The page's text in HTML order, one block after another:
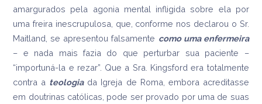
amargurados pela agonia mental infligida sobre ela por
uma freira inescrupulosa, que, conforme nos declarou o Sr.
Maitland, se apresentou falsamente como uma enfermeira
– e nada mais fazia do que perturbar sua paciente –
“importuná-la e rezar”. Que a Sra. Kingsford era totalmente
contra a teologiada Igreja de Roma, embora acreditasse
em doutrinas católicas, pode ser provado por uma de suas